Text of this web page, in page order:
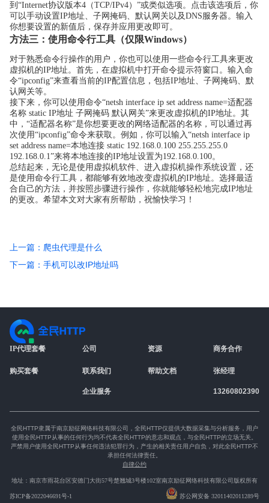
到“Internet协议版本4（TCP/IPv4）”或类似选项。点击该选项后，你
可以手动设置IP地址、子网掩码、默认网关以及DNS服务器。输入
你想要设置的新值后，保存并应用更改即可。
方法三：使用命令行工具（仅限Windows）
对于熟悉命令行操作的用户，你也可以使用一些命令行工具来更改
虚拟机的IP地址。首先，在虚拟机中打开命令提示符窗口。输入命
令“ipconfig”来查看当前的IP配置信息，包括IP地址、子网掩码、默
认网关等。
接下来，你可以使用命令“netsh interface ip set address name=适配器
名称 static IP地址 子网掩码 默认网关”来更改虚拟机的IP地址。其
中，“适配器名称”是你想要更改的网络适配器的名称，可以通过再
次使用“ipconfig”命令来获取。例如，你可以输入“netsh interface ip
set address name=本地连接 static 192.168.0.100 255.255.255.0
192.168.0.1”来将本地连接的IP地址设置为192.168.0.100。
总结起来，无论是使用虚拟机软件、进入虚拟机操作系统设置，还
是使用命令行工具，都能够有效地改变虚拟机的IP地址。选择最适
合自己的方法，并按照步骤进行操作，你就能够轻松地完成IP地址
的更改。希望本文对大家有所帮助，祝愉快学习！
上一篇：爬虫代理是什么
下一篇：手机可以改IP地址吗
IP代理套餐
购买套餐
公司
联系我们
企业服务
资源
帮助文档
商务合作
张经理
13260802390
全民HTTP隶属于南京励征网络科技有限公司，全民HTTP仅提供大数据采集与分析服务，用户
使用全民HTTP从事的任何行为均不代表全民HTTP的意志和观点，与全民HTTP的立场无关。
严禁用户使用全民HTTP从事任何违法犯罪行为，产生的相关责任用户自负，对此全民HTTP不
承担任何法律责任。
自律公约
地址：南京市雨花台区安德门大街57号楚翘城3号楼102室南京励征网络科技有限公司版权所有
苏ICP备2022046691号-1 苏公网安备 32011402011289号